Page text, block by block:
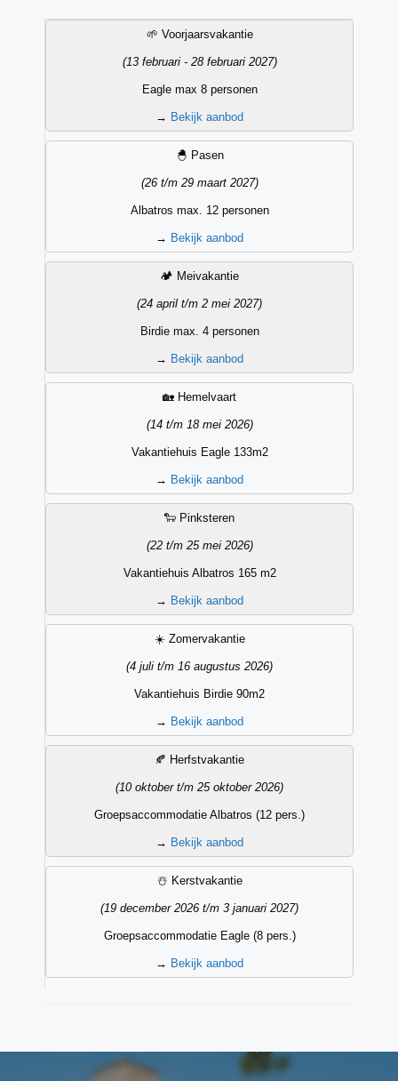
Datum Accommodatietype
🌱 Voorjaarsvakantie
(13 februari - 28 februari 2027)
Eagle max 8 personen
→ Bekijk aanbod
🐣 Pasen
(26 t/m 29 maart 2027)
Albatros max. 12 personen
→ Bekijk aanbod
🏕️ Meivakantie
(24 april t/m 2 mei 2027)
Birdie max. 4 personen
→ Bekijk aanbod
🏡 Hemelvaart
(14 t/m 18 mei 2026)
Vakantiehuis Eagle 133m2
→ Bekijk aanbod
🐑 Pinksteren
(22 t/m 25 mei 2026)
Vakantiehuis Albatros 165 m2
→ Bekijk aanbod
☀️ Zomervakantie
(4 juli t/m 16 augustus 2026)
Vakantiehuis Birdie 90m2
→ Bekijk aanbod
🍂 Herfstvakantie
(10 oktober t/m 25 oktober 2026)
Groepsaccommodatie Albatros (12 pers.)
→ Bekijk aanbod
☃️ Kerstvakantie
(19 december 2026 t/m 3 januari 2027)
Groepsaccommodatie Eagle (8 pers.)
→ Bekijk aanbod